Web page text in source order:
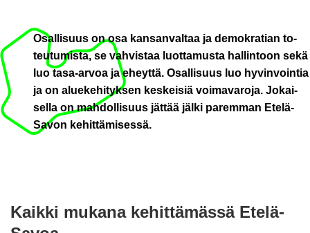
Osal­li­suus on osa kan­san­val­taa ja de­mo­kra­tian to­
teu­tu­mis­ta, se vah­vis­taa luot­ta­mus­ta hal­lin­toon sekä
luo tasa-​arvoa ja eheyt­tä. Osal­li­suus luo hy­vin­voin­tia
ja on alue­ke­hi­tyk­sen kes­kei­siä voi­ma­va­ro­ja. Jo­kai­
sel­la on mah­dol­li­suus jät­tää jälki pa­rem­man Etelä-​
Savon ke­hit­tä­mi­ses­sä.
Kaik­ki mu­ka­na ke­hit­tä­mäs­sä Etelä-​